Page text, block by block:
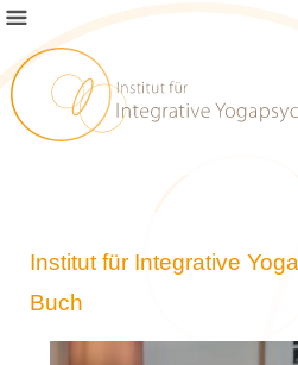
Institut für Integrative
Buch